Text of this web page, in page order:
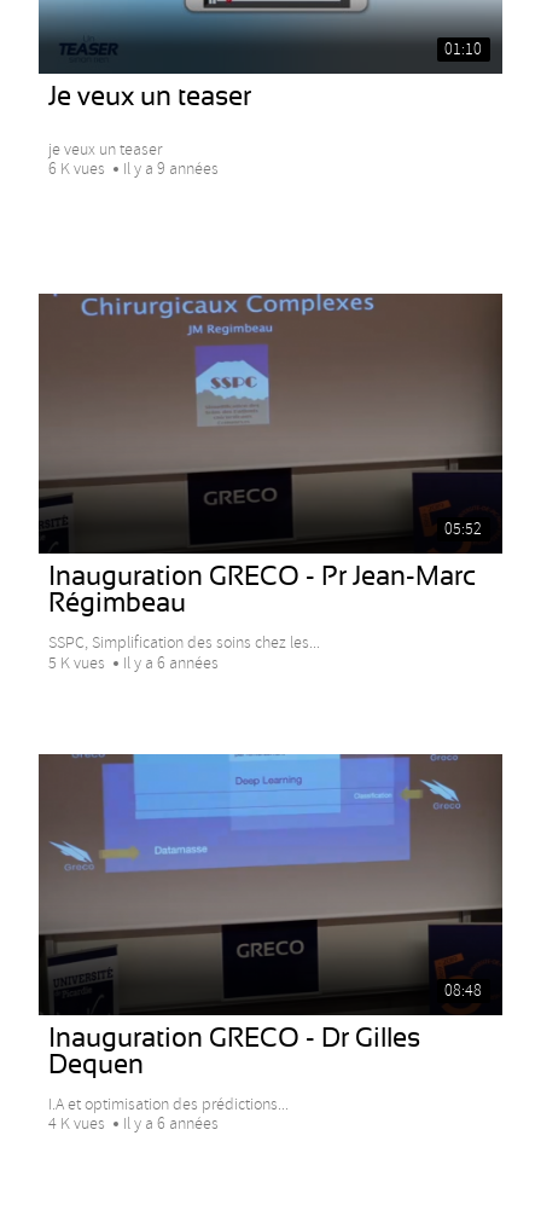
01:10
Je veux un teaser
je veux un teaser
6 K vues
Il y a 9 années
05:52
Inauguration GRECO - Pr Jean-Marc
Régimbeau
SSPC, Simplification des soins chez les...
5 K vues
Il y a 6 années
08:48
Inauguration GRECO - Dr Gilles
Dequen
I.A et optimisation des prédictions...
4 K vues
Il y a 6 années